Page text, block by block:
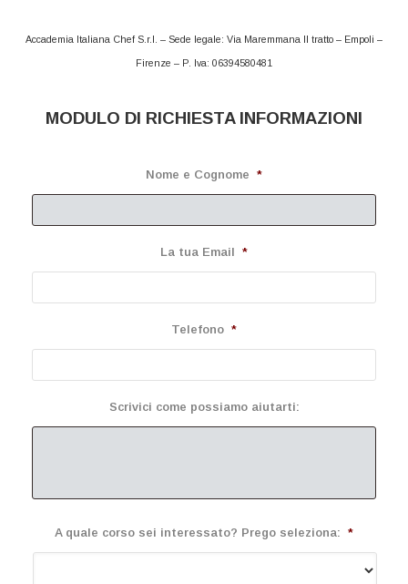
Accademia Italiana Chef S.r.l. – Sede legale: Via Maremmana II tratto – Empoli –
Firenze – P. Iva: 06394580481
MODULO DI RICHIESTA INFORMAZIONI
Nome e Cognome *
La tua Email *
Telefono *
Scrivici come possiamo aiutarti:
A quale corso sei interessato? Prego seleziona: *